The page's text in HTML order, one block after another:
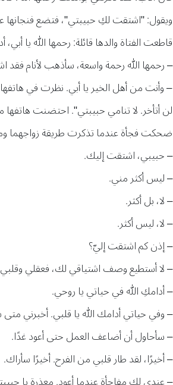
ويقول: "اشتقت لكِ حبيبتي"، فتضع فنجانها
قاطعت الفتاة والدها قائلة: رحمها الله يا
– رحمها الله رحمة واسعة، سأذهب لأنام
– وأنت من أهل الخير يا أبي. نظرت في
لن أتأخر. لا تنامي حبيبتي". احتضنت
ضحكت فجأة عندما تذكرت طريقة زواجهما
– حبيبي، اشتقت إليك.
– ليس أكثر مني.
– لا، بل أكثر.
– لا، ليس أكثر.
– إذن كم اشتقت إليّ؟
– لا أستطيع وصف اشتياقي لك، فعقلي وقلبي
– أدامكِ الله في حياتي يا روحي.
– وفي حياتي أدامك الله يا قلبي. أخبرني
– سأحاول أن أضاعف العمل حتى أعود غدًا.
– أخيرًا، لقد طار قلبي من الفرح. أخيرًا سأراك.